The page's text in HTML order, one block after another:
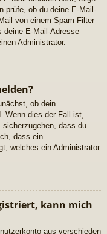
prüfe, ob du deine E-Mail-
von einem Spam-Filter
deine E-Mail-Adresse
Administrator.
ob dein
Wenn dies der Fall ist,
sicherzugehen, dass du
dass ein
welches ein Administrator
kann mich
aus verschieden